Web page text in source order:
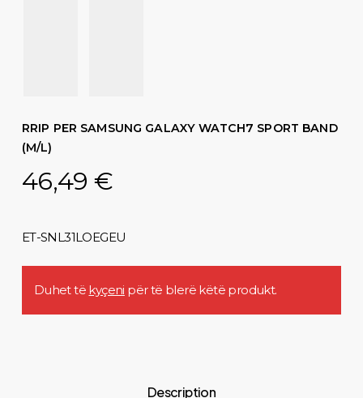
RRIP PER SAMSUNG GALAXY WATCH7 SPORT BAND
(M/L)
46,49€
ET-SNL31LOEGEU
Duhet të kyçeni për të blerë këtë produkt.
Description